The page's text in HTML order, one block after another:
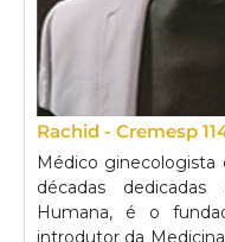
Rachid - Cremesp
Médico
décadas
Humana, é o
introdutor da